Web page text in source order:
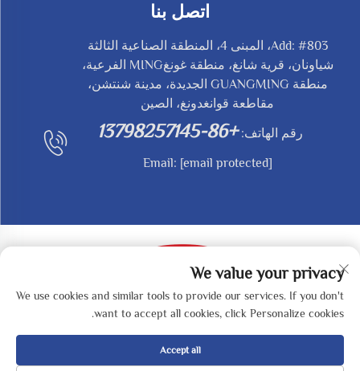
اتصل بنا
Add: #803، المبنى 4، المنطقة الصناعية الثالثة
شياونان، قرية شانغ، منطقة غونغMING الفرعية،
منطقة GUANGMING الجديدة، مدينة شنتشن،
مقاطعة قوانغدونغ، الصين
رقم الهاتف: +86-13798257145
Email: [email protected]
حقوق النشر © 2025 بواسطة SHENZHEN REDY-MED
TECHNOLOGY CO.,LTD -
سياسة الخصوصية
We value your privacy
We use cookies and similar tools to provide our services. If you don't
want to accept all cookies, click Personalize cookies.
Accept all